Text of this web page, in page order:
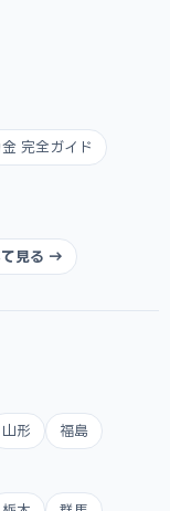
完全ガイド
て見る →
山形 福島